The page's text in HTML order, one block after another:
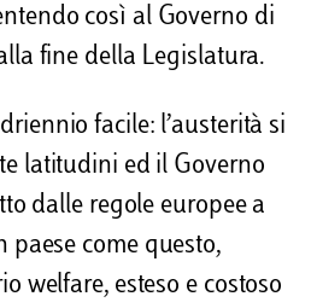
così al Governo di
fine della Legislatura.
facile: l’austerità si
latitudini ed il Governo
dalle regole europee a
come questo,
welfare, esteso e costoso